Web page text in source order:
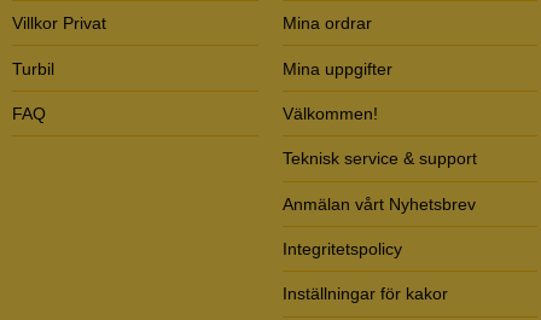
Villkor Privat
Turbil
FAQ
Mina ordrar
Mina uppgifter
Välkommen!
Teknisk service & support
Anmälan vårt Nyhetsbrev
Integritetspolicy
Inställningar för kakor